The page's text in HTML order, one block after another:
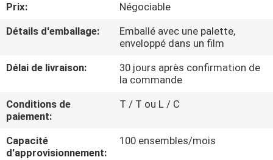
DE
L'USINE
CONTRÔLE
DE
LA
QUALITÉ
Prix:
Négociable
Détails d'emballage:
Emballé avec une palette,
enveloppé dans un film
Délai de livraison:
30 jours après confirmation de
la commande
Conditions de
paiement:
T / T ou L / C
Capacité
d'approvisionnement:
100 ensembles/mois